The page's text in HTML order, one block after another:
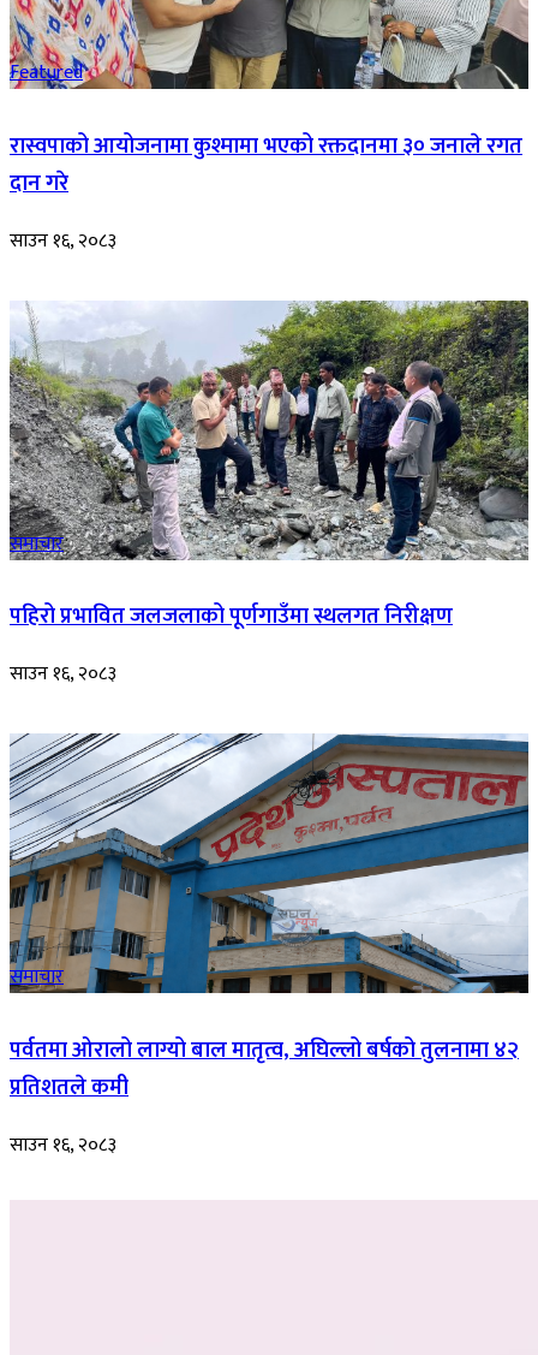
Featured
रास्वपाको आयोजनामा कुश्मामा भएको रक्तदानमा ३० जनाले रगत
दान गरे
साउन १६, २०८३
समाचार
पहिरो प्रभावित जलजलाको पूर्णगाउँमा स्थलगत निरीक्षण
साउन १६, २०८३
समाचार
पर्वतमा ओरालो लाग्यो बाल मातृत्व, अघिल्लो बर्षको तुलनामा ४२
प्रतिशतले कमी
साउन १६, २०८३